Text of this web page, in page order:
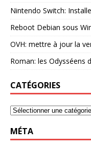
Nintendo Switch:
Reboot Debian sous
OVH: mettre à jour la
Roman: les Odysséens
CATÉGORIES
MÉTA